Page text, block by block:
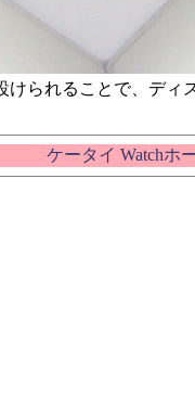
けられることで、ディ
ケータイ Watchホ